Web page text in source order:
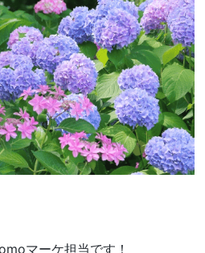
マーケ担当です！